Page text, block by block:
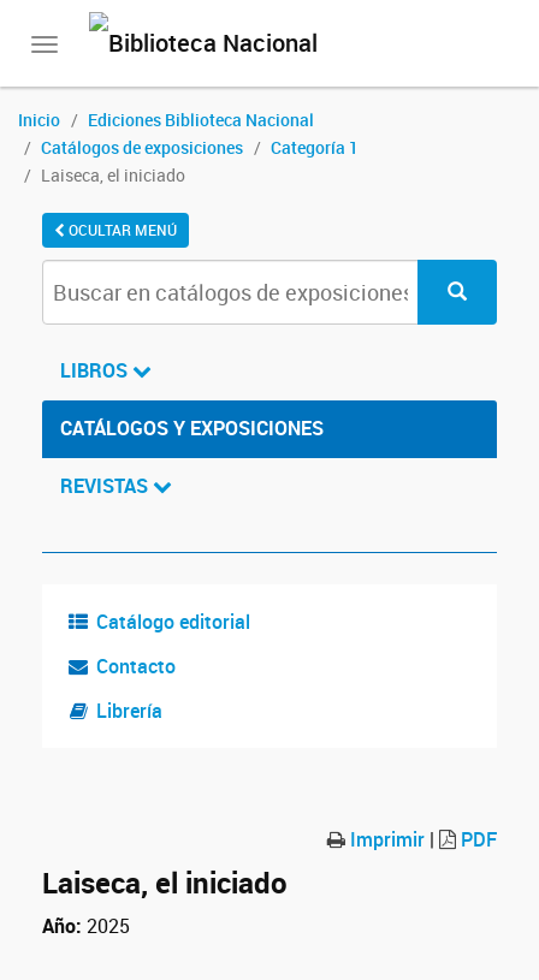
Toggle
Inicio
Ediciones Biblioteca Nacional
Catálogos de exposiciones
Categoría 1
Laiseca, el iniciado
OCULTAR MENÚ
LIBROS
CATÁLOGOS Y EXPOSICIONES
REVISTAS
Catálogo editorial
Contacto
Librería
Imprimir | PDF
Laiseca, el iniciado
Año: 2025